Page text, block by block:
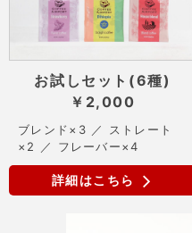
お試しセット(6種)
￥2,000
ブレンド×3 ／ ストレート
×2 ／ フレーバー×4
詳細はこちら